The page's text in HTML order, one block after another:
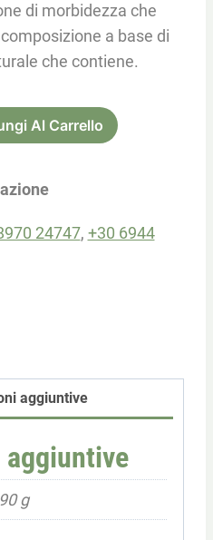
di morbidezza che
a base di
che contiene.
Al Carrello
24747, +30 6944
aggiuntive
g